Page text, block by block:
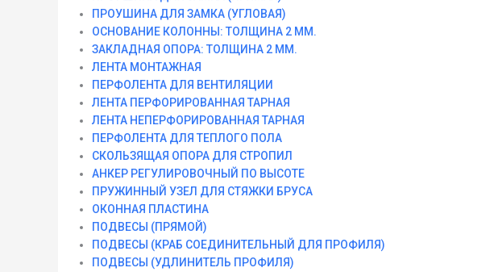
ПРОУШИНА ДЛЯ ЗАМКА (УГЛОВАЯ)
ОСНОВАНИЕ КОЛОННЫ: ТОЛЩИНА 2 ММ.
ЗАКЛАДНАЯ ОПОРА: ТОЛЩИНА 2 ММ.
ЛЕНТА МОНТАЖНАЯ
ПЕРФОЛЕНТА ДЛЯ ВЕНТИЛЯЦИИ
ЛЕНТА ПЕРФОРИРОВАННАЯ ТАРНАЯ
ЛЕНТА НЕПЕРФОРИРОВАННАЯ ТАРНАЯ
ПЕРФОЛЕНТА ДЛЯ ТЕПЛОГО ПОЛА
СКОЛЬЗЯЩАЯ ОПОРА ДЛЯ СТРОПИЛ
АНКЕР РЕГУЛИРОВОЧНЫЙ ПО ВЫСОТЕ
ПРУЖИННЫЙ УЗЕЛ ДЛЯ СТЯЖКИ БРУСА
ОКОННАЯ ПЛАСТИНА
ПОДВЕСЫ (ПРЯМОЙ)
ПОДВЕСЫ (КРАБ СОЕДИНИТЕЛЬНЫЙ ДЛЯ ПРОФИЛЯ)
ПОДВЕСЫ (УДЛИНИТЕЛЬ ПРОФИЛЯ)